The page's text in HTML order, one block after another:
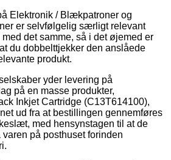
Elektronik / Blækpatroner og
er selvfølgelig særligt relevant
det samme, så i det øjemed er
du dobbelttjekker den anslåede
produkt.
yder levering på
på en masse produkter,
Inkjet Cartridge (C13T614100),
ud fra at bestillingen gennemføres
med hensynstagen til at de
på posthuset forinden